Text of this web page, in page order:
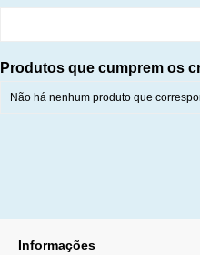
Produtos que cumprem os
Não há nenhum produto que
Informações